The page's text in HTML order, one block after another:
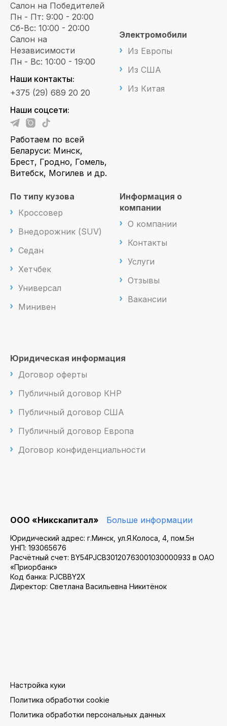
Салон на Победителей
Пн - Пт: 9:00 - 20:00
Сб-Вс: 10:00 - 20:00
Салон на
Независимости
Пн - Вс: 10:00 - 19:00
Наши контакты:
+375 (29) 689 20 20
Наши соцсети:
Работаем по всей
Беларуси: Минск,
Брест, Гродно, Гомель,
Витебск, Могилев и др.
Электромобили
Из Европы
Из США
Из Китая
По типу кузова
Кроссовер
Внедорожник (SUV)
Седан
Хетчбек
Универсал
Минивен
Информация о
компании
О компании
Контакты
Услуги
Отзывы
Вакансии
Юридическая информация
Договор оферты
Публичный договор КНР
Публичный договор США
Публичный договор Европа
Договор конфиденциальности
ООО «Никскапитал» Больше информации
Юридический адрес: г.Минск, ул.Я.Колоса, 4, пом.5н
УНП: 193065676
Расчётный счет: BY54PJCB30120763001030000933 в ОАО
«Приорбанк»
Код банка: PJCBBY2X
Директор: Светлана Васильевна Никитёнок
Настройка куки
Политика обработки cookie
Политика обработки персональных данных